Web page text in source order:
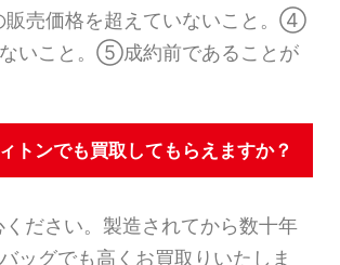
売価格を超えていないこと。④
いこと。⑤成約前であることが
ンでも買取してもらえますか？
ださい。製造されてから数十年
ッグでも高くお買取りいたしま